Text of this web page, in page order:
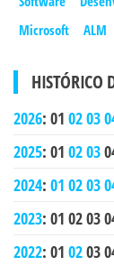
Microsoft
ALM
HISTÓRICO
2026: 01 0203
2025: 01 0203
2024: 01 0203
2023: 01 0203
2022: 01 0203